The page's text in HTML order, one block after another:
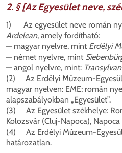
2. § [Az Egyesület neve,
1) Az egyesület neve román
Ardelean, amely fordítható:
— magyar nyelvre, mint Erdélyi
— német nyelvre, mint
— angol nyelvre, mint:
(2) Az Erdélyi Múzeum-
magyar nyelven: EME; román
alapszabályokban „Egyesület”.
(3) Az Egyesület székhelye:
Kolozsvár (Cluj-Napoca), Napoca
(4) Az Erdélyi Múzeum-
határozatlan.